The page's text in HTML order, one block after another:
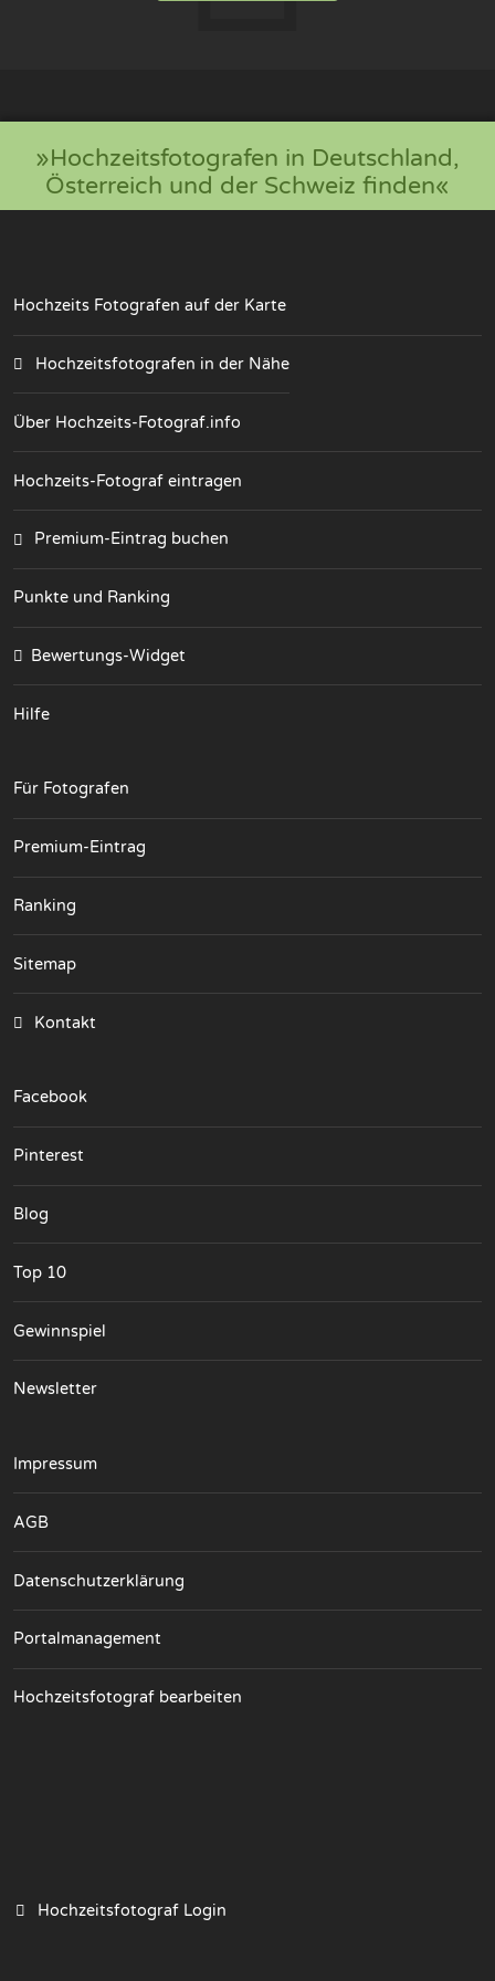
»Hochzeitsfotografen in Deutschland,
Österreich und der Schweiz finden«
Hochzeits Fotografen auf der Karte
Hochzeitsfotografen in der Nähe
Über Hochzeits-Fotograf.info
Hochzeits-Fotograf eintragen
Premium-Eintrag buchen
Punkte und Ranking
Bewertungs-Widget
Hilfe
Für Fotografen
Premium-Eintrag
Ranking
Sitemap
Kontakt
Facebook
Pinterest
Blog
Top 10
Gewinnspiel
Newsletter
Impressum
AGB
Datenschutzerklärung
Portalmanagement
Hochzeitsfotograf bearbeiten
Hochzeitsfotograf Login